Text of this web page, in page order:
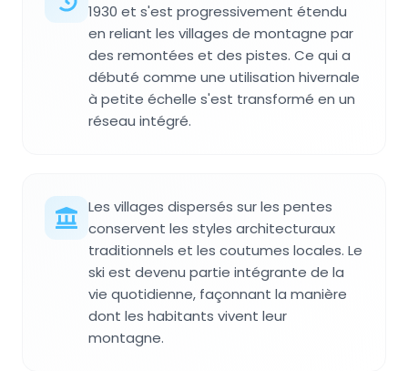
1930 et s'est progressivement étendu
en reliant les villages de montagne par
des remontées et des pistes. Ce qui a
débuté comme une utilisation hivernale
à petite échelle s'est transformé en un
réseau intégré.
Les villages dispersés sur les pentes
conservent les styles architecturaux
traditionnels et les coutumes locales. Le
ski est devenu partie intégrante de la
vie quotidienne, façonnant la manière
dont les habitants vivent leur
montagne.